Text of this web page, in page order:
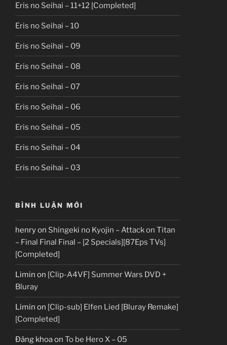
Eris no Seihai – 11+12 [Completed]
Eris no Seihai – 10
Eris no Seihai – 09
Eris no Seihai – 08
Eris no Seihai – 07
Eris no Seihai – 06
Eris no Seihai – 05
Eris no Seihai – 04
Eris no Seihai – 03
BÌNH LUẬN MỚI
henryon Shingeki no Kyojin – Attack on Titan
– Final Final Final – [2 Specials][87Eps TVs]
[Completed]
Limin on [Clip-A4VF] Summer Wars DVD +
Bluray
Limin on [Clip-sub] Elfen Lied [Bluray Remake]
[Completed]
Đăng khoaon To be Hero X – 05